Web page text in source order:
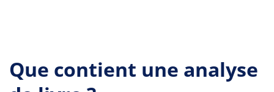
Que contient une analyse